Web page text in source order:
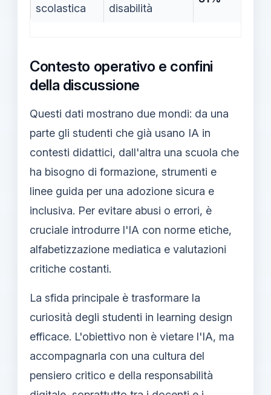
scolastica disabilità
Contesto operativo e confini
della discussione
Questi dati mostrano due mondi: da una
parte gli studenti che già usano IA in
contesti didattici, dall'altra una scuola che
ha bisogno di formazione, strumenti e
linee guida per una adozione sicura e
inclusiva. Per evitare abusi o errori, è
cruciale introdurre l'IA con norme etiche,
alfabetizzazione mediatica e valutazioni
critiche costanti.
La sfida principale è trasformare la
curiosità degli studenti in learning design
efficace. L'obiettivo non è vietare l'IA, ma
accompagnarla con una cultura del
pensiero critico e della responsabilità